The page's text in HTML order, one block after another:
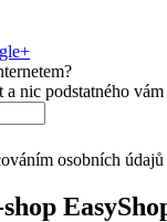
a nic podstatného vám
osobních údajů